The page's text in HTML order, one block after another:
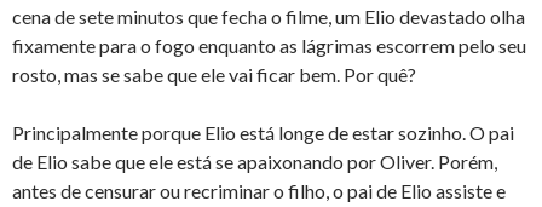
cena de sete minutos que fecha o filme, um Elio devastado olha
fixamente para o fogo enquanto as lágrimas escorrem pelo seu
rosto, mas se sabe que ele vai ficar bem. Por quê?
Principalmente porque Elio está longe de estar sozinho. O pai
de Elio sabe que ele está se apaixonando por Oliver. Porém,
antes de censurar ou recriminar o filho, o pai de Elio assiste e